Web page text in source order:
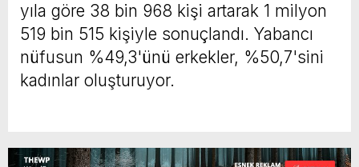
yıla göre 38 bin 968 kişi artarak 1 milyon
519 bin 515 kişiyle sonuçlandı. Yabancı
nüfusun %49,3'ünü erkekler, %50,7'sini
kadınlar oluşturuyor.